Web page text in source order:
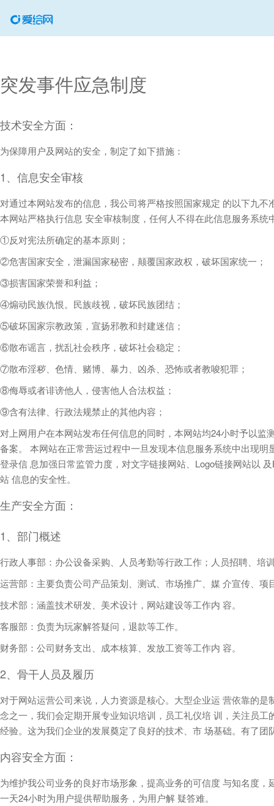
突发事件应急制度
技术安全方面：
为保障用户及网站的安全，制定了如下措施：
1、信息安全审核
对通过本网站发布的信息，我公司将严格按照国家规定 的以下九
本网站严格执行信息 安全审核制度，任何人不得在此信息服务系统
①反对宪法所确定的基本原则；
②危害国家安全，泄漏国家秘密，颠覆国家政权，破坏国家统一；
③损害国家荣誉和利益；
④煽动民族仇恨。民族歧视，破坏民族团结；
⑤破坏国家宗教政策，宣扬邪教和封建迷信；
⑥散布谣言，扰乱社会秩序，破坏社会稳定；
⑦散布淫秽、色情、赌博、暴力、凶杀、恐怖或者教唆犯罪；
⑧侮辱或者诽谤他人，侵害他人合法权益；
⑨含有法律、行政法规禁止的其他内容；
对上网用户在本网站发布任何信息的同时，本网站均24小时予以
备案。 本网站在正常营运过程中一旦发现本信息服务系统中出现
登录信 息加强日常监管力度，对文字链接网站、Logo链接网站以
站 信息的安全性。
生产安全方面：
1、部门概述
行政人事部：办公设备采购、人员考勤等行政工作；人员招聘、培
运营部：主要负责公司产品策划、测试、市场推广、媒 介宣传、项
技术部：涵盖技术研发、美术设计，网站建设等工作内 容。
客服部：负责为玩家解答疑问，退款等工作。
财务部：公司财务支出、成本核算、发放工资等工作内 容。
2、骨干人员及履历
对于网站运营公司来说，人力资源是核心。大型企业运 营依靠的
念之一，我们会定期开展专业知识培训，员工礼仪培 训，关注员
经验。这为我们企业的发展奠定了良好的技术、市 场基础。有了
内容安全方面：
为维护我公司业务的良好市场形象，提高业务的可信度 与知名度
一天24小时为用户提供帮助服务，为用户解 疑答难。